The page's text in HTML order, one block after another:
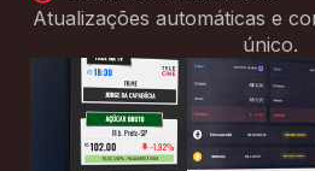
Atualizações automáticas e
único.